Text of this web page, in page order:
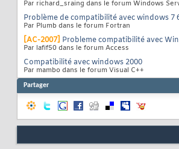
Par richard_sraing dans le forum Windows
Problème de compatibilité avec windows 7
Par Plumb dans le forum Fortran
[AC-2007] Probleme compatibilité avec
Par lafif50 dans le forum Access
Compatibilité avec windows 2000
Par mambo dans le forum Visual C++
Partager